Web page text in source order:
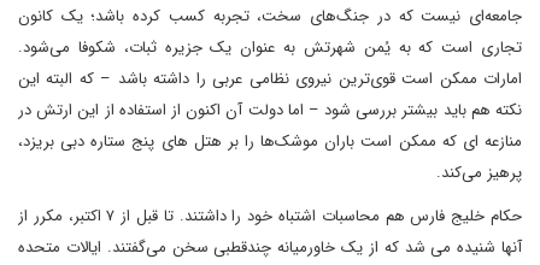
جامعه‌ای نیست که در جنگ‌های سخت، تجربه کسب کرده باشد؛ یک کانون
تجاری است که به یُمن شهرتش به عنوان یک جزیره ثبات، شکوفا می‌شود.
امارات ممکن است قوی‌ترین نیروی نظامی عربی را داشته باشد – که البته این
نکته هم باید بیشتر بررسی شود – اما دولت آن اکنون از استفاده از این ارتش در
منازعه ای که ممکن است باران موشک‌ها را بر هتل های پنج ستاره دبی بریزد،
پرهیز می‌کند.
حکام خلیج فارس هم محاسبات اشتباه خود را داشتند. تا قبل از ۷ اکتبر، مکرر از
آنها شنیده می شد که از یک خاورمیانه چندقطبی سخن می‌گفتند. ایالات متحده